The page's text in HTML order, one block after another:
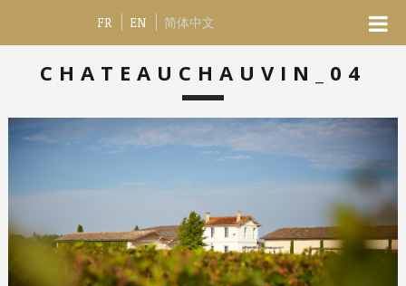
FR EN 简体中文
CHATEAUCHAUVIN_04